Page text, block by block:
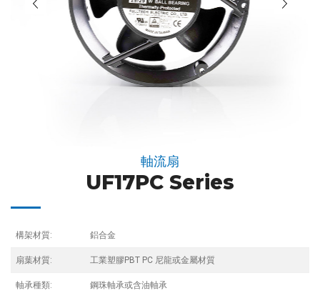
軸流扇
UF17PC Series
構架材質: 鋁合金
扇葉材質: 工業塑膠PBT PC 尼龍或金屬材質
軸承種類: 鋼珠軸承或含油軸承